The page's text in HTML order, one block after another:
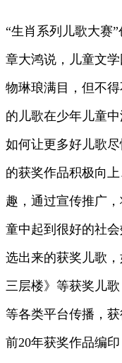
“生肖系列儿歌大赛
章大鸿说，儿童文
物琳琅满目，但不
的儿歌在少年儿童
如何让更多好儿歌
的获奖作品积极向
趣，通过宣传推广
童中起到很好的社
选出来的获奖儿歌
三层楼》等获奖儿
等各类平台传播，
前20年获奖作品编